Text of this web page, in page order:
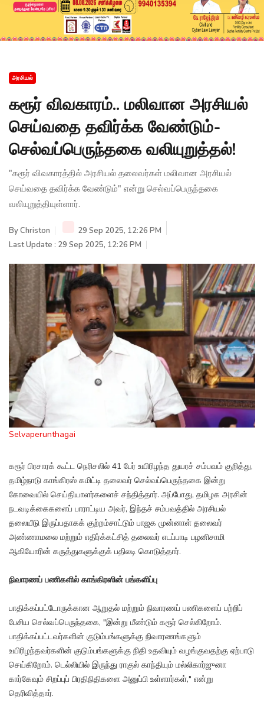
அரசியல்
கரூர் விவகாரம்.. மலிவான அரசியல்
செய்வதை தவிர்க்க வேண்டும்-
செல்வப்பெருந்தகை வலியுறுத்தல்!
"கரூர் விவகாரத்தில் அரசியல் தலைவர்கள் மலிவான அரசியல்
செய்வதை தவிர்க்க வேண்டும்" என்று செல்வப்பெருந்தகை
வலியுறுத்தியுள்ளார்.
ByChriston
29 Sep 2025, 12:26 PM
Last Update : 29 Sep 2025, 12:26 PM
Selvaperunthagai
கரூர் பிரசாரக் கூட்ட நெரிசலில் 41 பேர் உயிரிழந்த துயரச் சம்பவம் குறித்து,
தமிழ்நாடு காங்கிரஸ் கமிட்டி தலைவர் செல்வப்பெருந்தகை இன்று
கோவையில் செய்தியாளர்களைச் சந்தித்தார். அப்போது, தமிழக அரசின்
நடவடிக்கைகளைப் பாராட்டிய அவர், இந்தச் சம்பவத்தில் அரசியல்
தலையீடு இருப்பதாகக் குற்றம்சாட்டும் பாஜக முன்னாள் தலைவர்
அண்ணாமலை மற்றும் எதிர்க்கட்சித் தலைவர் எடப்பாடி பழனிசாமி
ஆகியோரின் கருத்துகளுக்குக் பதிலடி கொடுத்தார்.
நிவாரணப் பணிகளில் காங்கிரஸின் பங்களிப்பு
பாதிக்கப்பட்டோருக்கான ஆறுதல் மற்றும் நிவாரணப் பணிகளைப் பற்றிப்
பேசிய செல்வப்பெருந்தகை, "இன்று மீண்டும் கரூர் செல்கிறோம்.
பாதிக்கப்பட்டவர்களின் குடும்பங்களுக்கு நிவாரணங்களும்
உயிரிழந்தவர்களின் குடும்பங்களுக்கு நிதி உதவியும் வழங்குவதற்கு ஏற்பாடு
செய்கிறோம். டெல்லியில் இருந்து ராகுல் காந்தியும் மல்லிகார்ஜுனா
கார்கேவும் சிறப்புப் பிரதிநிதிகளை அனுப்பி உள்ளார்கள்," என்று
தெரிவித்தார்.